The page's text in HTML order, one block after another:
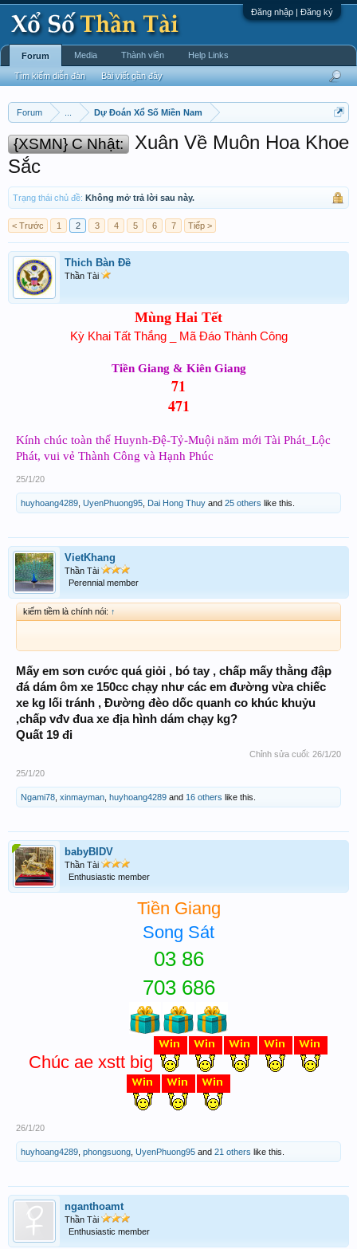
Đăng nhập | Đăng ký
Forum Dự Đoán Xổ Số Miền Nam
{XSMN} C Nhật:
Xuân Về Muôn Hoa Khoe
Sắc
Trạng thái chủ đề: Không mở trả lời sau này.
< Trước 1 2 3 4 5 6 7 Tiếp >
Thich Bàn Đề
Thần Tài
Mùng Hai Tết
Kỳ Khai Tất Thắng _ Mã Đáo Thành Công
Tiền Giang & Kiên Giang
71
471
Kính chúc toàn thể Huynh-Đệ-Tỷ-Muội năm mới Tài Phát_Lộc
Phát, vui vẻ Thành Công và Hạnh Phúc
25/1/20
huyhoang4289 UyenPhuong95 Dai Hong Thuy and 25 others like this.
VietKhang
Thần Tài
Perennial member
kiếm tiềm là chính nói: ↑
Mấy em sơn cước quá giỏi , bó tay , chấp mấy thằng đập
đá dám ôm xe 150cc chạy như các em đường vừa chiếc
xe kg lối tránh , Đường đèo dốc quanh co khúc khuỷu
,chấp vđv đua xe địa hình dám chạy kg?
Quất 19 đi
Chỉnh sửa cuối: 26/1/20
25/1/20
Ngami78 xinmayman huyhoang4289 and 16 others like this.
babyBIDV
Thần Tài
Enthusiastic member
Tiền Giang
Song Sát
03 86
703 686
Chúc ae xstt big
26/1/20
huyhoang4289 phongsuong UyenPhuong95 and 21 others like this.
nganthoamt
Thần Tài
Enthusiastic member
Forum
Tìm kiếm diễn đàn Bài viết gần đây
Media Thành viên Help Links